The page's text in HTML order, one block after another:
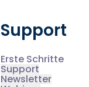
Support
Erste Schritte
Support
Newsletter